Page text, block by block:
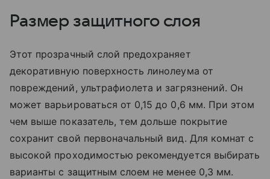
Размер защитного слоя
Этот прозрачный слой предохраняет
декоративную поверхность линолеума от
повреждений, ультрафиолета и загрязнений. Он
может варьироваться от 0,15 до 0,6 мм. При этом
чем выше показатель, тем дольше покрытие
сохранит свой первоначальный вид. Для комнат с
высокой проходимостью рекомендуется выбирать
варианты с защитным слоем не менее 0,3 мм.